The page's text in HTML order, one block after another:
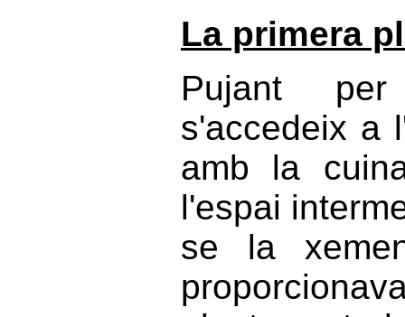
La primera
Pujant
s'accedeix a
amb la
l'espai
se la